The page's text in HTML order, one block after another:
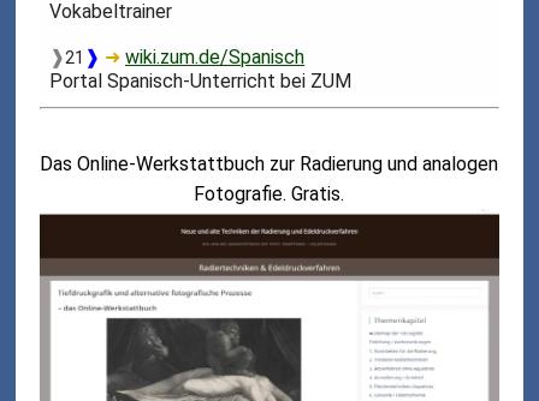
Vokabeltrainer
❱21 ❱ ➜wiki.zum.de/Spanisch
Portal Spanisch-Unterricht bei ZUM
Das Online-Werkstattbuch zur Radierung und analogen
Fotografie. Gratis.